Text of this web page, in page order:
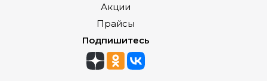
Акции
Прайсы
Подпишитесь